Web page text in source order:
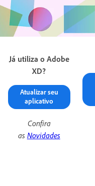
Já utiliza o Adobe
XD?
Atualizar seu
aplicativo
Confira
as Novidades